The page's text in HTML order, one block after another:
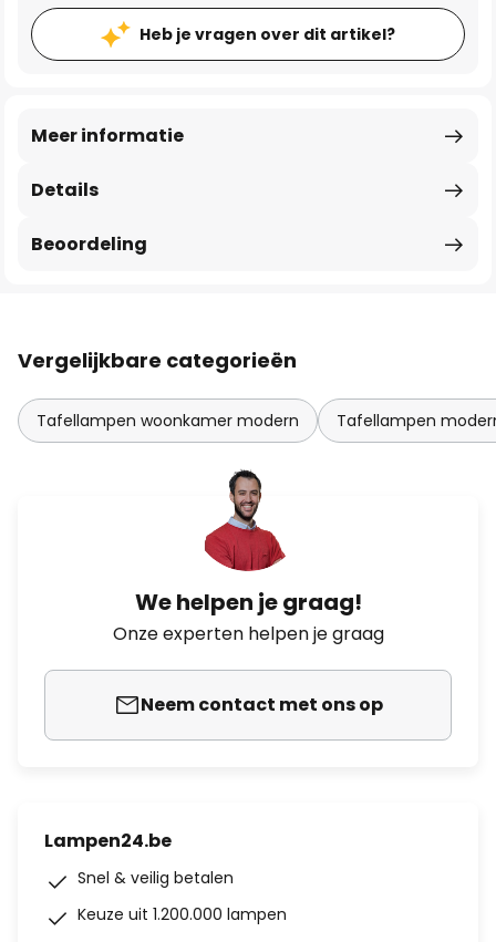
Heb je vragen over dit artikel?
Details
Meer informatie
Beoordeling
Vergelijkbare categorieën
Tafellampen woonkamer modern Tafellampen
We helpen je graag!
Onze experten helpen je graag
Neem contact met ons op
Lampen24.be
Snel & veilig betalen
Keuze uit 1.200.000 lampen